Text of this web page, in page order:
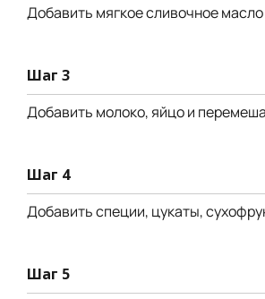
Добавить мягкое сливочное
Шаг 3
Добавить молоко, яйцо и
Шаг 4
Добавить специи, цукаты,
Шаг 5